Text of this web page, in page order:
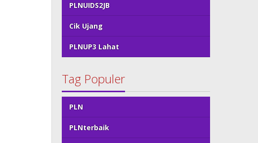
PLNUIDS2JB
Cik Ujang
PLNUP3 Lahat
Tag Populer
PLN
PLNterbaik